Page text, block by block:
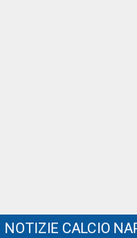
NOTIZIE CALCIO